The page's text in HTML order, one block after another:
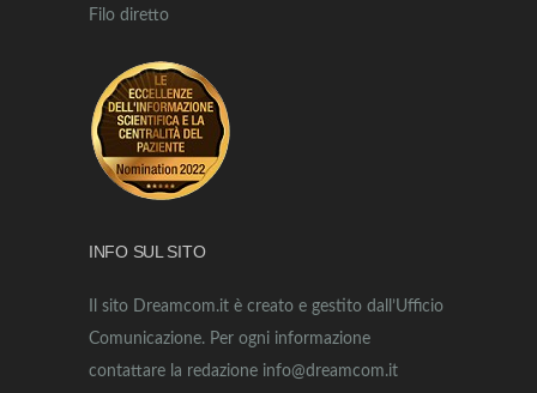
Filo diretto
INFO SUL SITO
Il sito Dreamcom.it è creato e gestito dall’Ufficio
Comunicazione. Per ogni informazione
contattare la redazione info@dreamcom.it